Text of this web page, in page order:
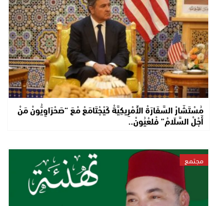
مُسْتَشَارْ السَّفَارَةْ الأَمْرِيكِيَّةْ كَيْجْتَامَعْ مْعَ “صَحْرَاوِيُّونْ مَنْ
أَجْلْ السَّلَامْ” فْلعْيُونْ..
مجتمع